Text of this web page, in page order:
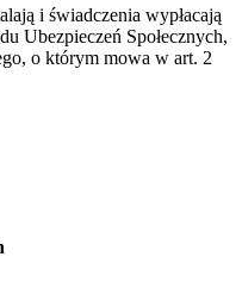
i świadczenia wypłacają
Ubezpieczeń Społecznych,
o którym mowa w art. 2